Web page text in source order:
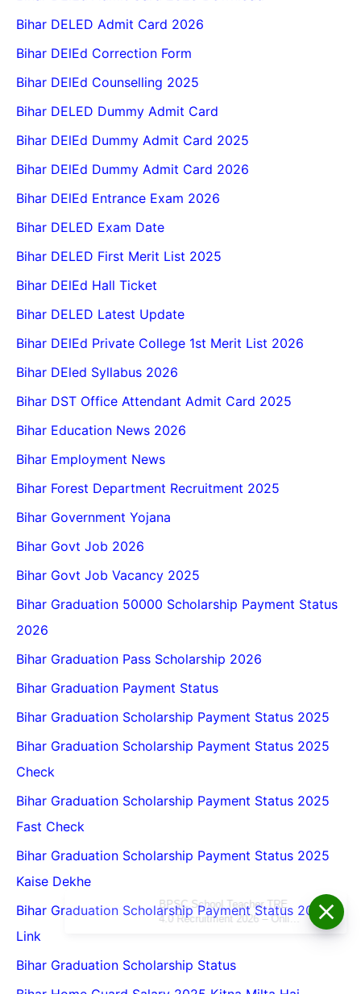
Bihar DELED Admit Card 2026
Bihar DElEd Correction Form
Bihar DElEd Counselling 2025
Bihar DELED Dummy Admit Card
Bihar DElEd Dummy Admit Card 2025
Bihar DElEd Dummy Admit Card 2026
Bihar DElEd Entrance Exam 2026
Bihar DELED Exam Date
Bihar DELED First Merit List 2025
Bihar DElEd Hall Ticket
Bihar DELED Latest Update
Bihar DElEd Private College 1st Merit List 2026
Bihar DEled Syllabus 2026
Bihar DST Office Attendant Admit Card 2025
Bihar Education News 2026
Bihar Employment News
Bihar Forest Department Recruitment 2025
Bihar Government Yojana
Bihar Govt Job 2026
Bihar Govt Job Vacancy 2025
Bihar Graduation 50000 Scholarship Payment Status
2026
Bihar Graduation Pass Scholarship 2026
Bihar Graduation Payment Status
Bihar Graduation Scholarship Payment Status 2025
Bihar Graduation Scholarship Payment Status 2025
Check
Bihar Graduation Scholarship Payment Status 2025
Fast Check
Bihar Graduation Scholarship Payment Status 2025
Kaise Dekhe
Bihar Graduation Scholarship Payment Status 2025
Link
Bihar Graduation Scholarship Status
BPSC School Teacher TRE
4.0 Recruitment 2026 – Online